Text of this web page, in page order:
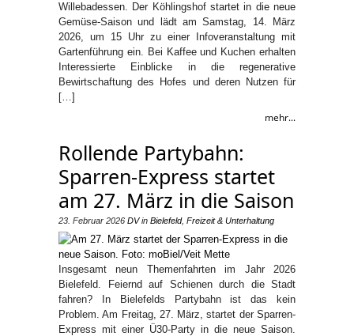
Willebadessen. Der Köhlingshof startet in die neue
Gemüse-Saison und lädt am Samstag, 14. März
2026, um 15 Uhr zu einer Infoveranstaltung mit
Gartenführung ein. Bei Kaffee und Kuchen erhalten
Interessierte Einblicke in die regenerative
Bewirtschaftung des Hofes und deren Nutzen für
[…]
mehr...
Rollende Partybahn:
Sparren-Express startet
am 27. März in die Saison
23. Februar 2026 DVin Bielefeld, Freizeit & Unterhaltung
Insgesamt neun Themenfahrten im Jahr 2026
Bielefeld. Feiernd auf Schienen durch die Stadt
fahren? In Bielefelds Partybahn ist das kein
Problem. Am Freitag, 27. März, startet der Sparren-
Express mit einer Ü30-Party in die neue Saison.